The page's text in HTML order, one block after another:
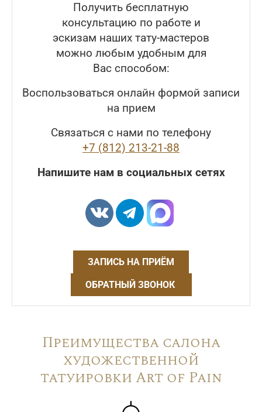
Получить бесплатную
консультацию по работе и
эскизам наших тату-мастеров
можно любым удобным для
Вас способом:
Воспользоваться онлайн формой записи
на прием
Связаться с нами по телефону
+7 (812) 213-21-88
Напишите нам в социальных сетях
ЗАПИСЬ НА ПРИЁМ
ОБРАТНЫЙ ЗВОНОК
Преимущества салона
художественной
татуировки Art of Pain